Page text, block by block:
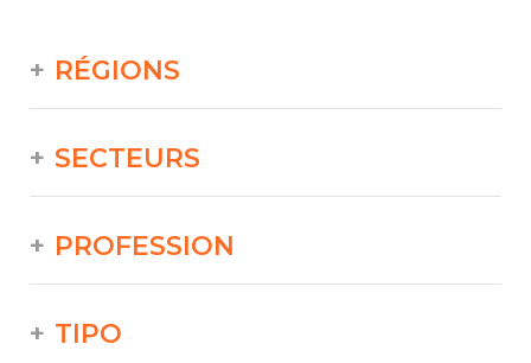
RÉGIONS
SECTEURS
PROFESSION
TIPO